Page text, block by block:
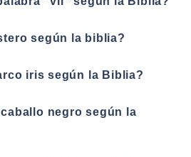
según la biblia?
iris según la Biblia?
negro según la